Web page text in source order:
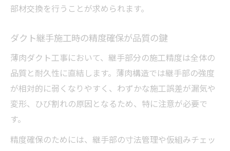
部材交換を行うことが求められます。
ダクト継手施工時の精度確保が品質の鍵
薄肉ダクト工事において、継手部分の施工精度は全体の
品質と耐久性に直結します。薄肉構造では継手部の強度
が相対的に弱くなりやすく、わずかな施工誤差が漏気や
変形、ひび割れの原因となるため、特に注意が必要で
す。
精度確保のためには、継手部の寸法管理や仮組みチェッ